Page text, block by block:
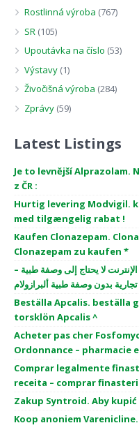
Rostlinná výroba (767)
SR (105)
Upoutávka na číslo (53)
Výstavy (1)
Živočišná výroba (284)
Zprávy (59)
Latest Listings
Je to levnější Alprazolam.
z ČR :
Hurtig levering Modvigil.
med tilgængelig rabat !
Kaufen Clonazepam.
Clonazepam zu kaufen *
لا يحتاج إلى وصفة طبية –
Beställa Apcalis. beställa
torsklön Apcalis ^
Acheter pas cher
Ordonnance – pharmacie
Comprar legalmente
receita – comprar
Zakup Syntroid. Aby
Koop anoniem